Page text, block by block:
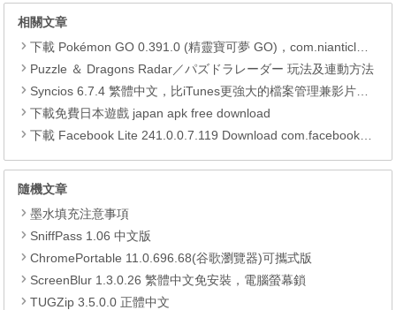
相關文章
下載 Pokémon GO 0.391.0 (精靈寶可夢 GO)，com.nianticlabs.pokemongo (.apk) (.xapk)
Puzzle ＆ Dragons Radar／パズドラレーダー 玩法及連動方法
Syncios 6.7.4 繁體中文，比iTunes更強大的檔案管理兼影片轉檔工具
下載免費日本遊戲 japan apk free download
下載 Facebook Lite 241.0.0.7.119 Download com.facebook.lite APK
隨機文章
墨水填充注意事項
SniffPass 1.06 中文版
ChromePortable 11.0.696.68(谷歌瀏覽器)可攜式版
ScreenBlur 1.3.0.26 繁體中文免安裝，電腦螢幕鎖
TUGZip 3.5.0.0 正體中文